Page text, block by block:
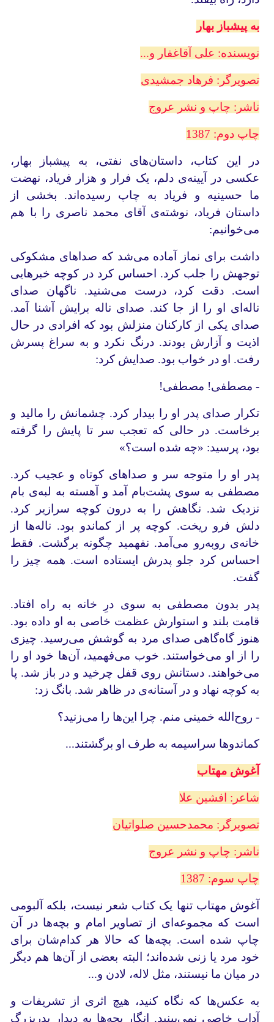
به پیشباز بهار
نویسنده: علی آقاغفار و...
تصویرگر: فرهاد جمشیدی
ناشر: چاپ و نشر عروج
چاپ دوم: 1387
در این کتاب، داستان‌های نفتی، به پیشباز بهار،
عکسی در آیینه‌ی دلم، یک فرار و هزار فریاد، نهضت
ما حسینیه و فریاد به چاپ رسیده‌اند. بخشی از
داستان فریاد، نوشته‌ی آقای محمد ناصری را با هم
می‌خوانیم:
داشت برای نماز آماده می‌شد که صداهای مشکوکی
توجهش را جلب کرد. احساس کرد در کوچه خبرهایی
است. دقت کرد، درست می‌شنید. ناگهان صدای
ناله‌ای او را از جا کند. صدای ناله برایش آشنا آمد.
صدای یکی از کارکنان منزلش بود که افرادی در حال
اذیت و آزارش بودند. درنگ نکرد و به سراغ پسرش
رفت. او در خواب بود. صدایش کرد:
- مصطفی! مصطفی!
تکرار صدای پدر او را بیدار کرد. چشمانش را مالید و
برخاست. در حالی که تعجب سر تا پایش را گرفته
بود، پرسید: «چه شده است؟»
پدر او را متوجه سر و صداهای کوتاه و عجیب کرد.
مصطفی به سوی پشت‌بام آمد و آهسته به لبه‌ی بام
نزدیک شد. نگاهش را به درون کوچه سرازیر کرد.
دلش فرو ریخت. کوچه پر از کماندو بود. ناله‌ها از
خانه‌ی روبه‌رو می‌آمد. نفهمید چگونه برگشت. فقط
احساس کرد جلو پدرش ایستاده است. همه چیز را
گفت.
پدر بدون مصطفی به سوی درِ خانه به راه افتاد.
قامت بلند و استوارش عظمت خاصی به او داده بود.
هنوز گاه‌گاهی صدای مرد به گوشش می‌رسید. چیزی
را از او می‌خواستند. خوب می‌فهمید، آن‌ها خود او را
می‌خواهند. دستانش روی قفل چرخید و در باز شد. پا
به کوچه نهاد و در آستانه‌ی در ظاهر شد. بانگ زد:
- روح‌الله خمینی منم. چرا این‌ها را می‌زنید؟
کماندوها سراسیمه به طرف او برگشتند...
آغوش مهتاب
شاعر: افشین علا
تصویرگر: محمدحسین صلواتیان
ناشر: چاپ و نشر عروج
چاپ سوم: 1387
آغوش مهتاب تنها یک کتاب شعر نیست، بلکه آلبومی
است که مجموعه‌ای از تصاویر امام و بچه‌ها در آن
چاپ شده است. بچه‌ها که حالا هر کدام‌شان برای
خود مرد یا زنی شده‌اند؛ البته بعضی از آن‌ها هم دیگر
در میان ما نیستند، مثل لاله، لادن و...
به عکس‌ها که نگاه کنید، هیچ اثری از تشریفات و
آداب خاصی نمی‌بینید. انگار بچه‌ها به دیدار پدربزرگ